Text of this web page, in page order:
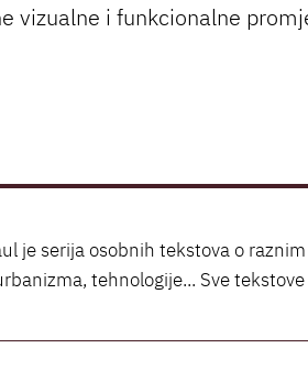
vizualne i funkcionalne
je serija osobnih tekstova o
tehnologije... Sve